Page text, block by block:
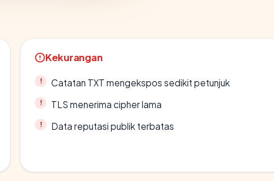
Kekurangan
Catatan TXT mengekspos sedikit petunjuk
TLS menerima cipher lama
Data reputasi publik terbatas